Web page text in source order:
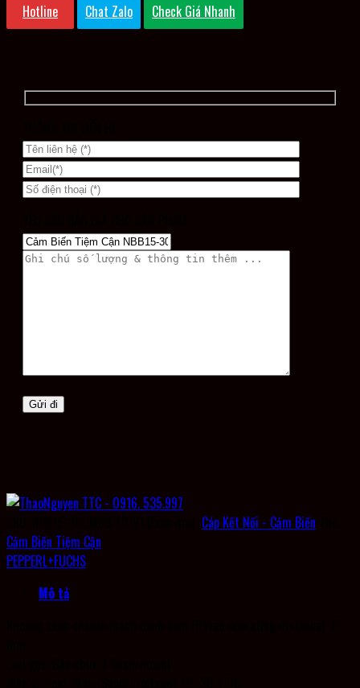
Hotline Chat Zalo Check Giá Nhanh
Cáp Kết Nối - Cảm Biến
Cảm Biến Tiệm Cận
PEPPERL+FUCHS
Mô tả